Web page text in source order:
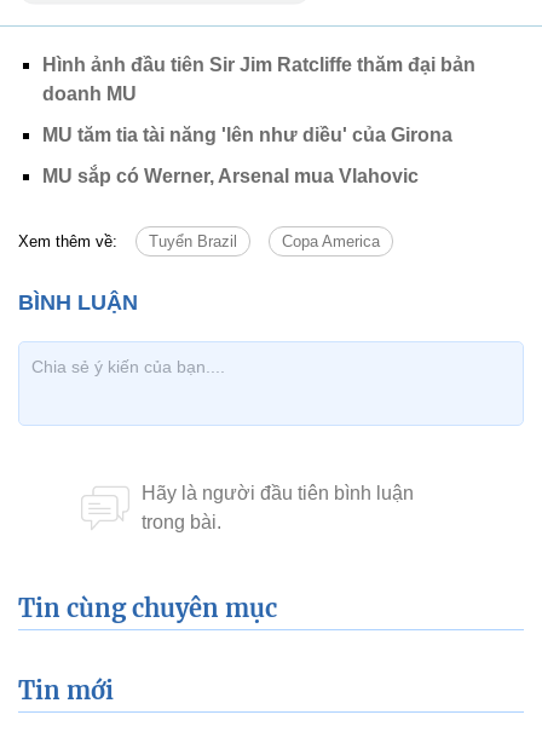
Hình ảnh đầu tiên Sir Jim Ratcliffe thăm đại bản
doanh MU
MU tăm tia tài năng 'lên như diều' của Girona
MU sắp có Werner, Arsenal mua Vlahovic
Xem thêm về: Tuyển Brazil Copa America
Tin cùng chuyên mục
Tin mới